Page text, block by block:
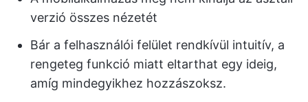
verzió összes nézetét
Bár a felhasználói felület rendkívül intuitív, a
rengeteg funkció miatt eltarthat egy ideig,
amíg mindegyikhez hozzászoksz.